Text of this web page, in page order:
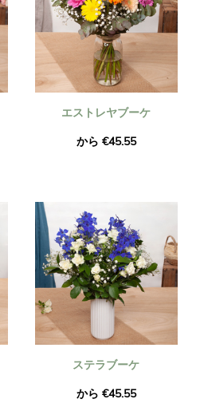
エストレヤブーケ
から €45.55
ステラブーケ
から €45.55